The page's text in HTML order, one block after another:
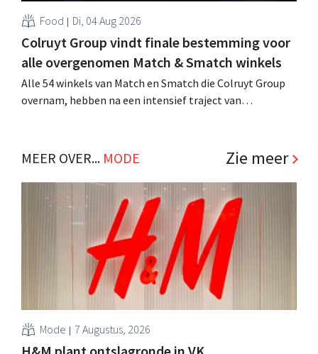
Food Di, 04 Aug 2026
Colruyt Group vindt finale bestemming voor
alle overgenomen Match & Smatch winkels
Alle 54 winkels van Match en Smatch die Colruyt Group
overnam, hebben na een intensief traject van
.MEER OVER... MODE Zie meer
Mode 7 Augustus, 2026